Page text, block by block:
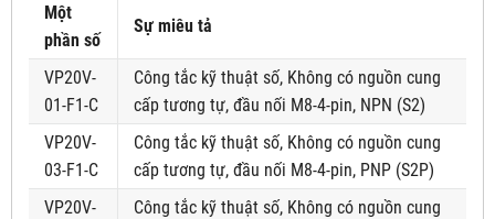
Một
phần số
Sự miêu tả
VP20V-
01-F1-C
Công tắc kỹ thuật số, Không có nguồn cung
cấp tương tự, đầu nối M8-4-pin, NPN (S2)
VP20V-
03-F1-C
Công tắc kỹ thuật số, Không có nguồn cung
cấp tương tự, đầu nối M8-4-pin, PNP (S2P)
VP20V-
Công tắc kỹ thuật số, Không có nguồn cung